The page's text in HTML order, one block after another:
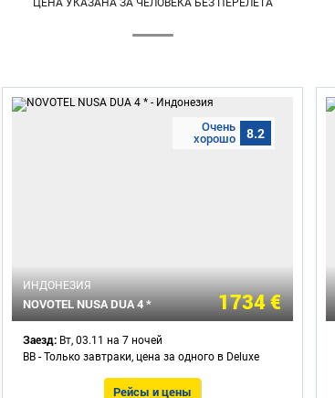
ЦЕНА УКАЗАНА ЗА ЧЕЛОВЕКА БЕЗ ПЕРЕЛЕТА
Очень
хорошо 8.2
ИНДОНЕЗИЯ
NOVOTEL NUSA DUA 4 * 1734 €
Заезд: Вт, 03.11 на 7 ночей
BB - Только завтраки, цена за одного в Deluxe
Рейсы и цены